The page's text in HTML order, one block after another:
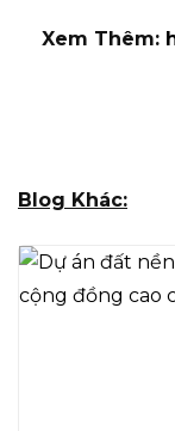
Xem Thêm:
Blog Khác: